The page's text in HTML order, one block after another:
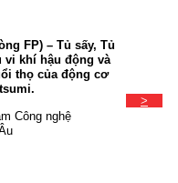
FP) – Tủ sấy, Tủ
vi khí hậu động và
thọ của động cơ
Công nghệ
>